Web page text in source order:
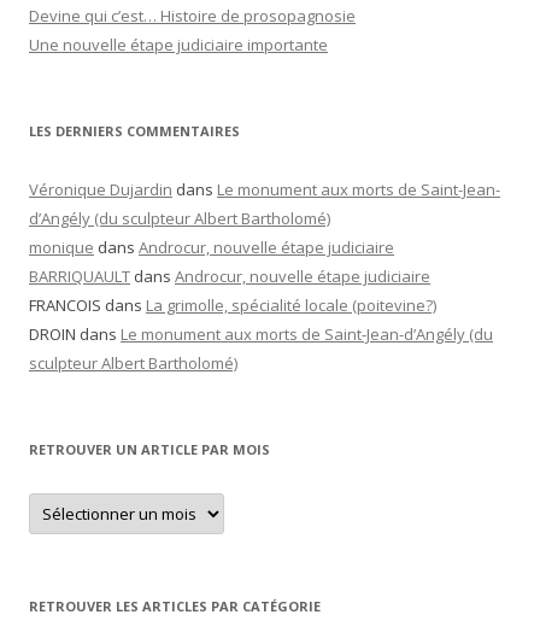
Devine qui c’est… Histoire de prosopagnosie
Une nouvelle étape judiciaire importante
LES DERNIERS COMMENTAIRES
Véronique Dujardin dans Le monument aux morts de Saint-Jean-
d’Angély (du sculpteur Albert Bartholomé)
monique dans Androcur, nouvelle étape judiciaire
BARRIQUAULT dans Androcur, nouvelle étape judiciaire
FRANCOIS dans La grimolle, spécialité locale (poitevine?)
DROIN dans Le monument aux morts de Saint-Jean-d’Angély (du
sculpteur Albert Bartholomé)
RETROUVER UN ARTICLE PAR MOIS
Retrouver
un
article
RETROUVER LES ARTICLES PAR CATÉGORIE